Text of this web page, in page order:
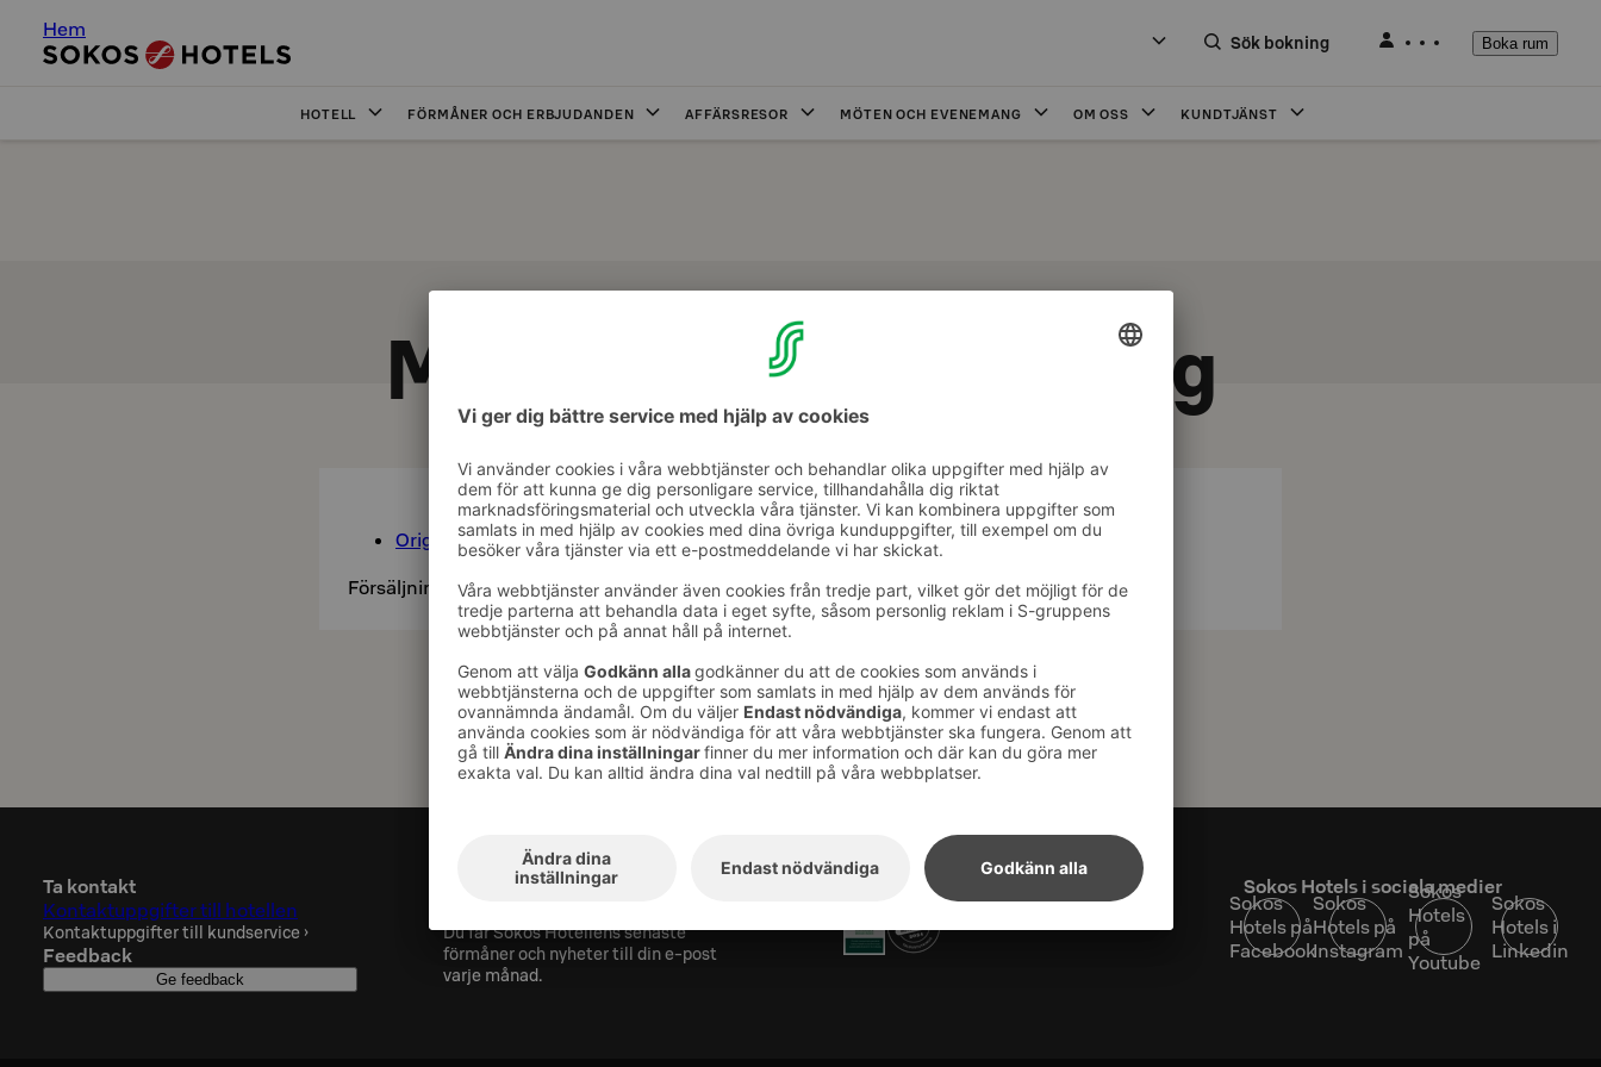
Hem
Sök bokning Boka rum
HOTELL FÖRMÅNER OCH ERBJUDANDEN AFFÄRSRESOR MÖTEN OCH EVENEMANG OM OSS KUNDTJÄNST
Möteslokaler Uleåborg
Original Sokos Hotel Arina
Försäljningstjänst: 08 3123 111, sales.oulu@sok.fi
Ta kontakt
Kontaktuppgifter till hotellen
Kontaktuppgifter till kundservice ›
Feedback
Ge feedback
Sokos Hotels nyhetsbrev
Du får Sokos Hotellens senaste
förmåner och nyheter till din e-post
varje månad.
Utmärkelser och certifikat Sokos Hotels i sociala medier
Sokos
Hotels på
Facebook
Sokos
Hotels på
Instagram
Sokos
Hotels
på
Youtube
Sokos
Hotels i
Linkedin